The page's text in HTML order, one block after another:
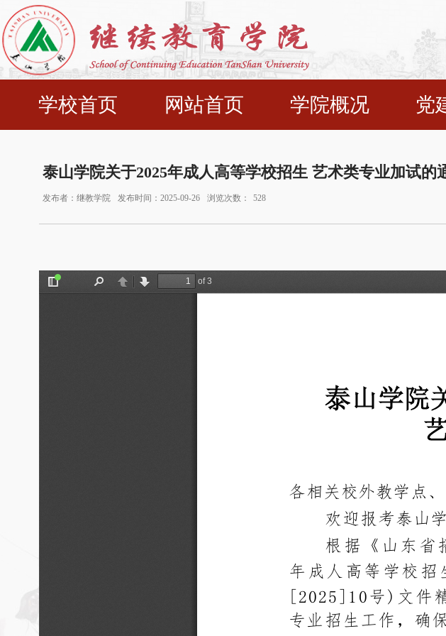
学校首页 网站首页 学院概况 党
泰山学院关于2025年成人高等学校招生 艺术类专业加试的
发布者：继教学院 发布时间：2025-09-26 浏览次数： 528